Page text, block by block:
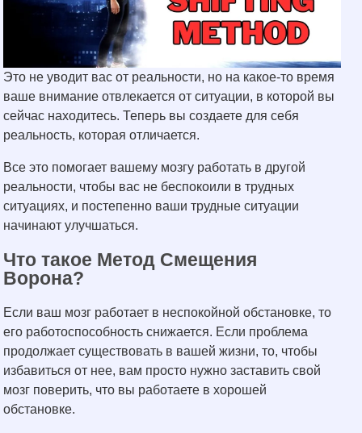
Это не уводит вас от реальности, но на какое-то время
ваше внимание отвлекается от ситуации, в которой вы
сейчас находитесь. Теперь вы создаете для себя
реальность, которая отличается.
Все это помогает вашему мозгу работать в другой
реальности, чтобы вас не беспокоили в трудных
ситуациях, и постепенно ваши трудные ситуации
начинают улучшаться.
Что такое Метод Смещения
Ворона?
Если ваш мозг работает в неспокойной обстановке, то
его работоспособность снижается. Если проблема
продолжает существовать в вашей жизни, то, чтобы
избавиться от нее, вам просто нужно заставить свой
мозг поверить, что вы работаете в хорошей
обстановке.